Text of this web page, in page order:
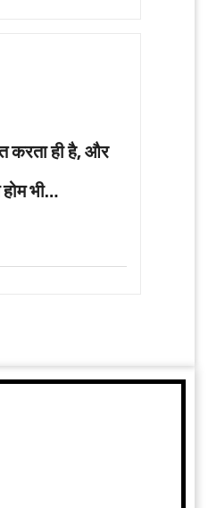
करता ही है, और
भी…